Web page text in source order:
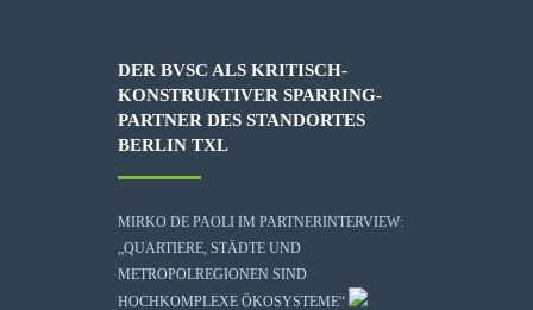
DER BVSC ALS KRITISCH-
KONSTRUKTIVER SPARRING-
PARTNER DES STANDORTES
BERLIN TXL
MIRKO DE PAOLI IM PARTNERINTERVIEW:
„QUARTIERE, STÄDTE UND
METROPOLREGIONEN SIND
HOCHKOMPLEXE ÖKOSYSTEME“